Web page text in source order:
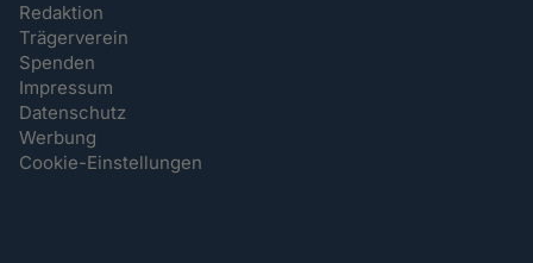
Redaktion
Trägerverein
Spenden
Impressum
Datenschutz
Werbung
Cookie-Einstellungen